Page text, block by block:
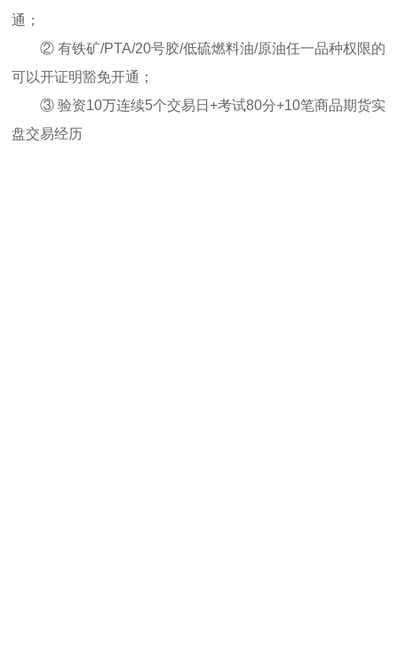
通；
② 有铁矿/PTA/20号胶/低硫燃料油/原油任一品种权限的
可以开证明豁免开通；
③ 验资10万连续5个交易日+考试80分+10笔商品期货实
盘交易经历